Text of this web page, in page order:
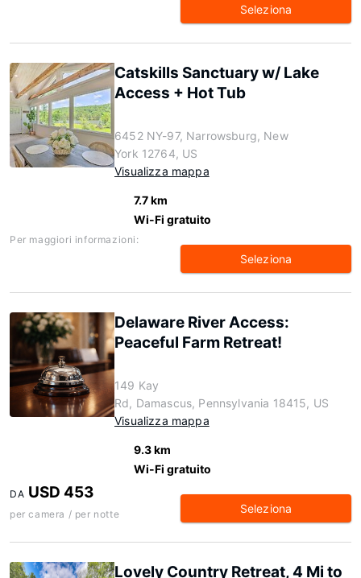
Seleziona
Catskills Sanctuary w/ Lake
Access + Hot Tub
6452 NY-97, Narrowsburg, New
York 12764, US
Visualizza mappa
7.7 km
Wi-Fi gratuito
Per maggiori informazioni:
Seleziona
Delaware River Access:
Peaceful Farm Retreat!
149 Kay
Rd, Damascus, Pennsylvania 18415, US
Visualizza mappa
9.3 km
Wi-Fi gratuito
DA USD 453
per camera / per notte Seleziona
Lovely Country Retreat, 4 Mi to